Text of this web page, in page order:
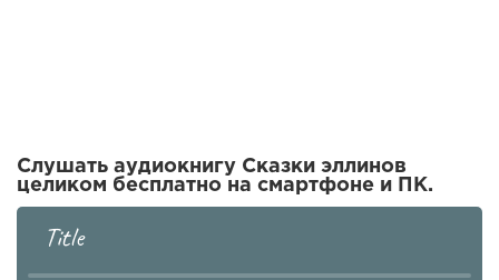
Слушать аудиокнигу Сказки эллинов
целиком бесплатно на смартфоне и ПК.
Title